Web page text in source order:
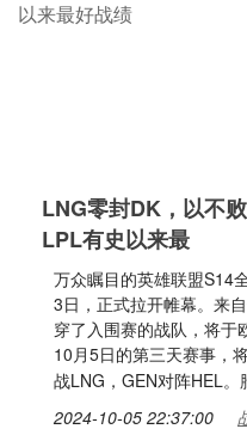
LNG零封DK，以不
LPL有史以来最
万众瞩目的英雄联盟S14
3日，正式拉开帷幕。来
穿了入围赛的战队，将于
10月5日的第三天赛事，
战LNG，GEN对阵HEL。
2024-10-05 22:37:00